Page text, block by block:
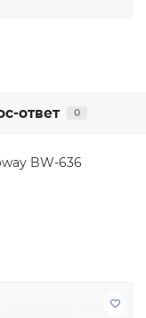
ответ 0
BW-636